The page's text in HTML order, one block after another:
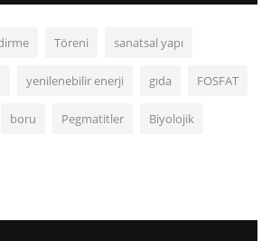
Töreni sanatsal yapı
yenilenebilir enerji gıda FOSFAT
boru Pegmatitler Biyolojik